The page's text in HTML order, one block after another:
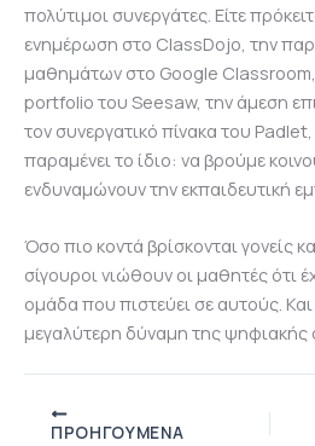
πολύτιμοι συνεργάτες. Είτε
ενημέρωση στο ClassDojo, την
μαθημάτων στο Google Classroom,
portfolio του Seesaw, την άμεση
τον συνεργατικό πίνακα του
παραμένει το ίδιο: να βρούμε
ενδυναμώνουν την εκπαιδευτική
Όσο πιο κοντά βρίσκονται γονείς
σίγουροι νιώθουν οι μαθητές ότι
ομάδα που πιστεύει σε αυτούς. Και
μεγαλύτερη δύναμη της ψηφιακής
ΠΡΟΗΓΟΎΜΕΝΑ